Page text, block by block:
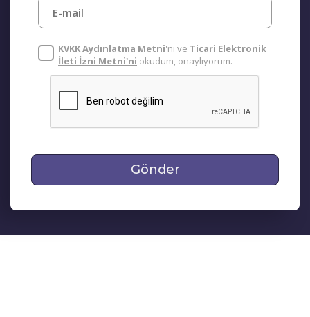
KVKK Aydınlatma Metni'ni ve Ticari Elektronik
İleti İzni Metni'ni okudum, onaylıyorum.
Gönder